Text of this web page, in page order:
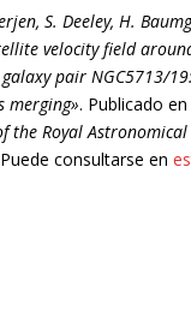
S. Deeley, H.
velocity field
pair NGC5713/
merging». Publicado
the Royal
consultarse en